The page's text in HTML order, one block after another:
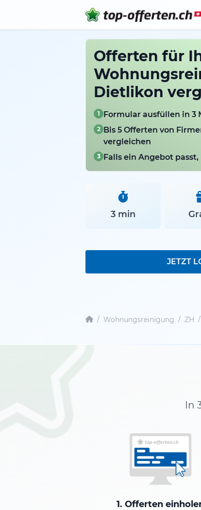
Offerten für
Dietlikon
1 Formular ausfüllen in 3
2 Bis 5 Offerten von
vergleichen
3 Falls ein Angebot
3 min
JETZT
/ Wohnungsreinigung / ZH /
In
1. Offerten